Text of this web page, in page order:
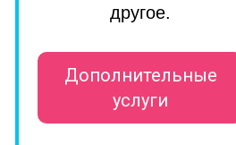
другое.
Дополнительные
услуги